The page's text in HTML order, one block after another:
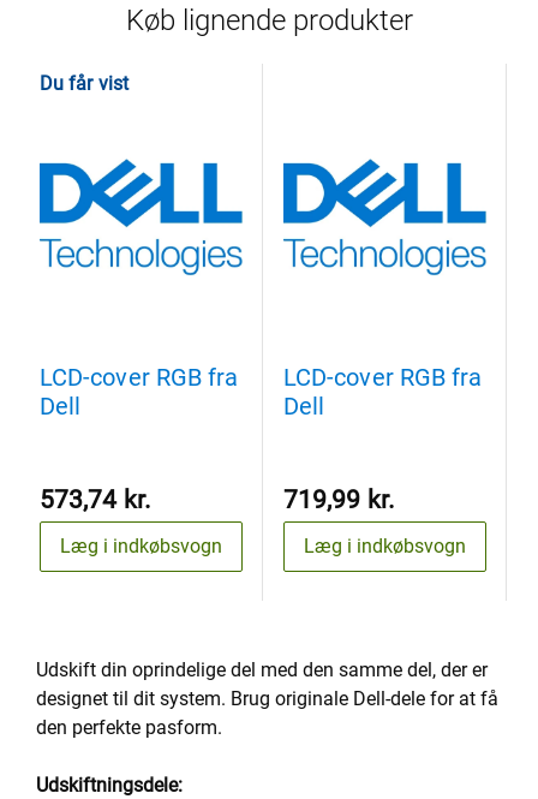
Køb lignende produkter
Du får vist
LCD-cover RGB fra
Dell
573,74 kr.
Læg i indkøbsvogn
LCD-cover RGB fra
Dell
719,99 kr.
Læg i indkøbsvogn
Udskift din oprindelige del med den samme del, der er
designet til dit system. Brug originale Dell-dele for at få
den perfekte pasform.
Udskiftningsdele: